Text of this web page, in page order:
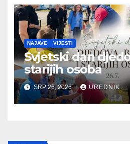
NAJAVE VIJESTI
Svjetski dan
starijih osoba
SRP 26, 2026 UREDNIK